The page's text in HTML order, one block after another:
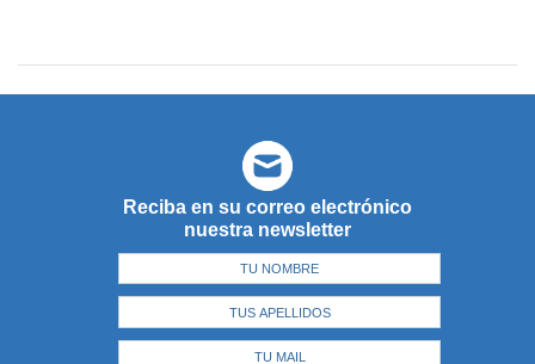
Reciba en su correo electrónico
nuestra newsletter